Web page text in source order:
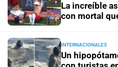
En
La increíble
con mortal
INTERNACIONALES
Un